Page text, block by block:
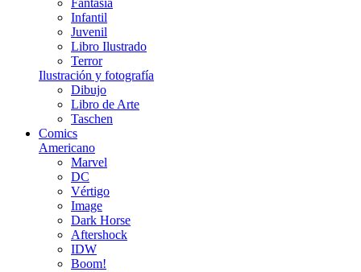
Fantasía
Infantil
Juvenil
Libro Ilustrado
Terror
Ilustración y fotografía
Dibujo
Libro de Arte
Taschen
Comics
Americano
Marvel
DC
Vértigo
Image
Dark Horse
Aftershock
IDW
Boom!